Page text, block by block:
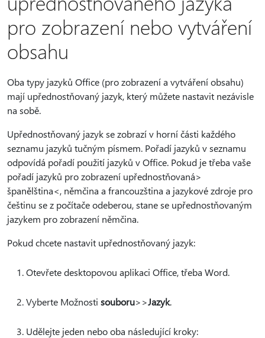
pro zobrazení nebo vytváření
obsahu
Oba typy jazyků Office (pro zobrazení a vytváření obsahu)
mají upřednostňovaný jazyk, který můžete nastavit nezávisle
na sobě.
Upřednostňovaný jazyk se zobrazí v horní části každého
seznamu jazyků tučným písmem. Pořadí jazyků v seznamu
odpovídá pořadí použití jazyků v Office. Pokud je třeba vaše
pořadí jazyků pro zobrazení upřednostňovaná>
španělština<, němčina a francouzština a jazykové zdroje pro
češtinu se z počítače odeberou, stane se upřednostňovaným
jazykem pro zobrazení němčina.
Pokud chcete nastavit upřednostňovaný jazyk:
Otevřete desktopovou aplikaci Office, třeba Word.
Vyberte Možnosti souboru>>Jazyk.
Udělejte jeden nebo oba následující kroky: